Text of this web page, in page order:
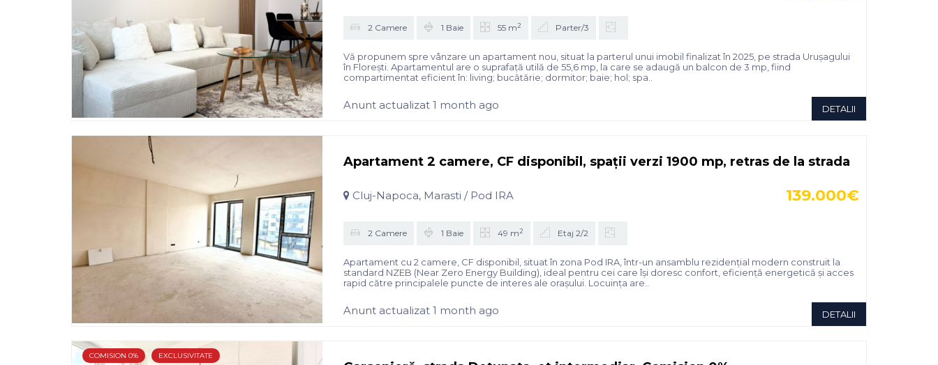
2 Camere 1 Baie 55 m2 Parter/3
Vă propunem spre vânzare un apartament nou, situat la parterul unui imobil finalizat în 2025, pe strada Urușagului
în Florești. Apartamentul are o suprafață utilă de 55,6 mp, la care se adaugă un balcon de 3 mp, fiind
compartimentat eficient în: living; bucătărie; dormitor; baie; hol; spa..
Anunt actualizat 1 month ago DETALII
Apartament 2 camere, CF disponibil, spații verzi 1900 mp, retras de la strada
139.000€
Cluj-Napoca, Marasti / Pod IRA
2 Camere 1 Baie 49 m2 Etaj 2/2
Apartament cu 2 camere, CF disponibil, situat în zona Pod IRA, într-un ansamblu rezidențial modern construit la
standard NZEB (Near Zero Energy Building), ideal pentru cei care își doresc confort, eficiență energetică și acces
rapid către principalele puncte de interes ale orașului. Locuința are..
Anunt actualizat 1 month ago DETALII
COMISION 0% EXCLUSIVITATE